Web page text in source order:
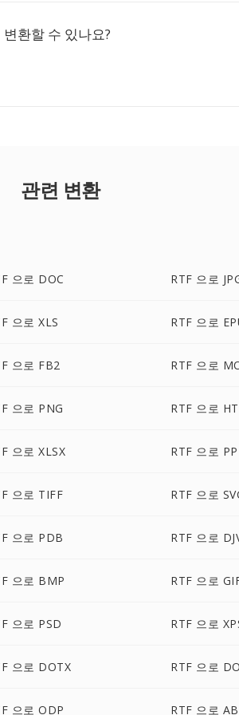
환할 수 있나요?
관련 변환
으로 DOC RTF 으로
으로 XLS RTF 으로
으로 FB2 RTF 으로
으로 PNG RTF 으로
으로 XLSX RTF 으로
으로 TIFF RTF 으로
으로 PDB RTF 으로
으로 BMP RTF 으로
으로 PSD RTF 으로
으로 DOTX RTF 으로
으로 ODP RTF 으로